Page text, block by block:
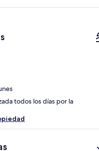
todos los días por la